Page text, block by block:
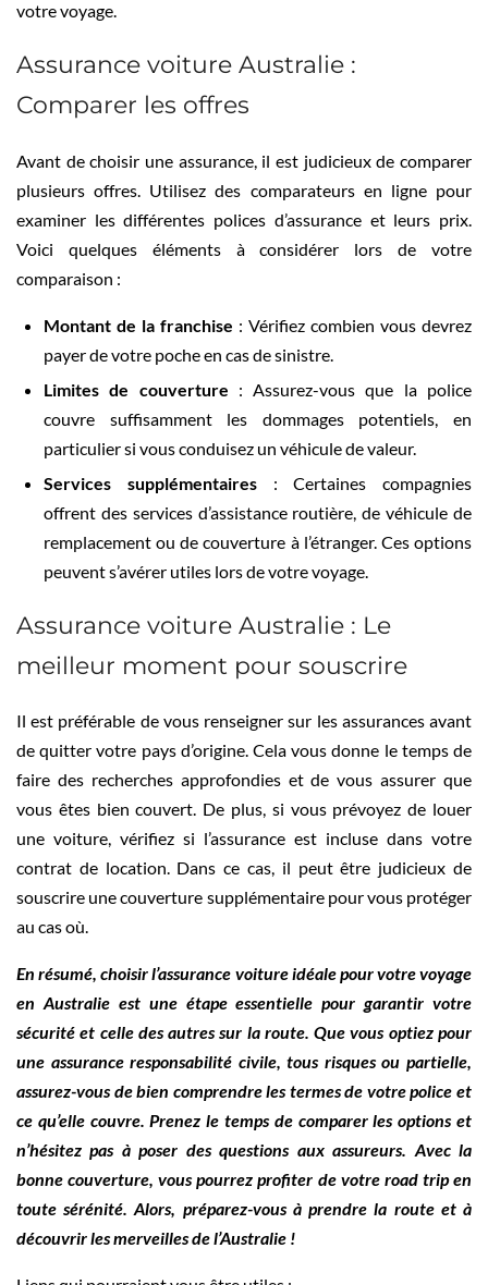
votre voyage.
Assurance voiture Australie :
Comparer les offres
Avant de choisir une assurance, il est judicieux de comparer
plusieurs offres. Utilisez des comparateurs en ligne pour
examiner les différentes polices d’assurance et leurs prix.
Voici quelques éléments à considérer lors de votre
comparaison :
Montant de la franchise : Vérifiez combien vous devrez
payer de votre poche en cas de sinistre.
Limites de couverture : Assurez-vous que la police
couvre suffisamment les dommages potentiels, en
particulier si vous conduisez un véhicule de valeur.
Services supplémentaires: Certaines compagnies
offrent des services d’assistance routière, de véhicule de
remplacement ou de couverture à l’étranger. Ces options
peuvent s’avérer utiles lors de votre voyage.
Assurance voiture Australie : Le
meilleur moment pour souscrire
Il est préférable de vous renseigner sur les assurances avant
de quitter votre pays d’origine. Cela vous donne le temps de
faire des recherches approfondies et de vous assurer que
vous êtes bien couvert. De plus, si vous prévoyez de louer
une voiture, vérifiez si l’assurance est incluse dans votre
contrat de location. Dans ce cas, il peut être judicieux de
souscrire une couverture supplémentaire pour vous protéger
au cas où.
En résumé, choisir l’assurance voiture idéale pour votre voyage
en Australie est une étape essentielle pour garantir votre
sécurité et celle des autres sur la route. Que vous optiez pour
une assurance responsabilité civile, tous risques ou partielle,
assurez-vous de bien comprendre les termes de votre police et
ce qu’elle couvre. Prenez le temps de comparer les options et
n’hésitez pas à poser des questions aux assureurs. Avec la
bonne couverture, vous pourrez profiter de votre road trip en
toute sérénité. Alors, préparez-vous à prendre la route et à
découvrir les merveilles de l’Australie !